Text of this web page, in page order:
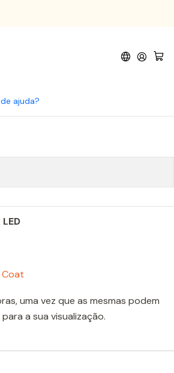
ajuda?
Coat
uma vez que as mesmas podem
a sua visualização.